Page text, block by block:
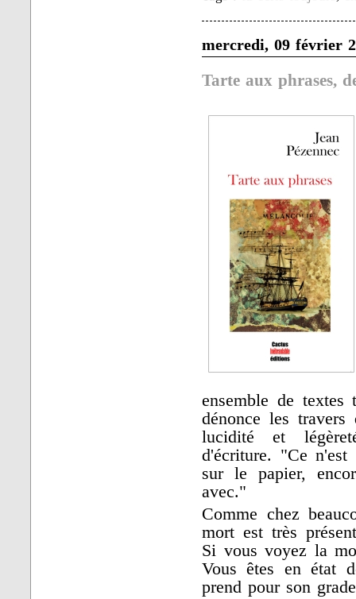
mercredi, 09 février
Tarte aux phrases,
ensemble de textes
dénonce les
lucidité et
d'écriture. "Ce
sur le papier,
avec."
Comme chez
mort est très
Si vous voyez la
Vous êtes en état
prend pour son